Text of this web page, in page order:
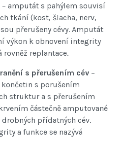
– amputát s pahýlem souvisí
tkání (kost, šlacha, nerv,
přerušeny cévy. Amputát
výkon k obnovení integrity
rovněž replantace.
s přerušením cév –
končetin s porušením
struktur a s přerušením
částečně amputované
přídatných cév.
a funkce se nazývá